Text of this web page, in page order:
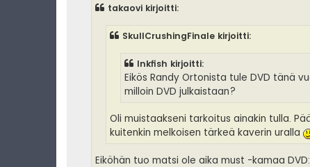
takaovi kirjoitti:
SkullCrushingFinale kirjoitti:
Inkfish kirjoitti:
Eikös Randy Ortonista tule DVD tänä
milloin DVD julkaistaan?
Oli muistaakseni tarkoitus ainakin tulla.
kuitenkin melkoisen tärkeä kaverin uralla
Eiköhän tuo matsi ole aika must -kamaa